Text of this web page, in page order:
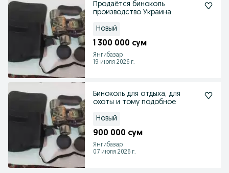
Продаётся биноколь
производство Украина
Новый
1 300 000 сум
Янгибазар
19 июля 2026 г.
Биноколь для отдыха, для
охоты и тому подобное
Новый
900 000 сум
Янгибазар
07 июля 2026 г.